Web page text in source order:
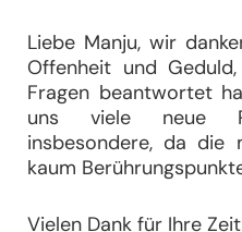
Liebe Manju, wir
Offenheit und
Fragen beantwortet
uns viele neue
insbesondere, da die
kaum
Vielen Dank für Ihre